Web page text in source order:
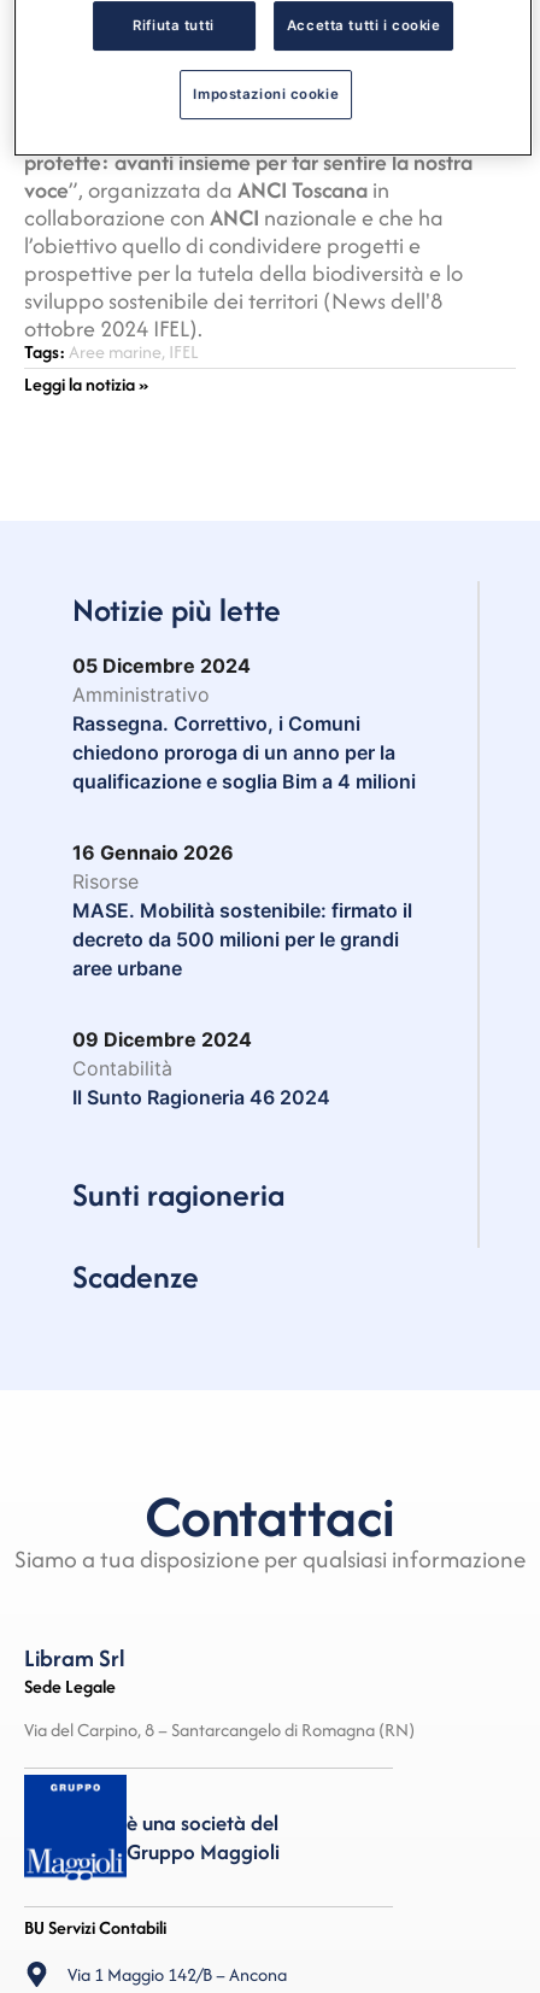
IFEL. Aree marine protette, ruolo e
prospettive: il contributo per la tutela e lo
sviluppo sostenibile
Si è svolta sull’Isola di Capria una due giorni di
protette: avanti insieme per far sentire la nostra
voce”, organizzata daANCI Toscanain
collaborazione conANCI nazionale e che ha
l’obiettivo quello di condividere progetti e
prospettive per la tutela della biodiversità e lo
sviluppo sostenibile dei territori (News dell'8
ottobre 2024 IFEL).
Tags:Aree marine, IFEL
Leggi la notizia »
Notizie più lette
05 Dicembre 2024
Amministrativo
Rassegna. Correttivo, i Comuni
chiedono proroga di un anno per la
qualificazione e soglia Bim a 4 milioni
16 Gennaio 2026
Risorse
MASE. Mobilità sostenibile: firmato il
decreto da 500 milioni per le grandi
aree urbane
09 Dicembre 2024
Contabilità
Il Sunto Ragioneria 46 2024
Sunti ragioneria
Scadenze
Contattaci
Siamo a tua disposizione per qualsiasi informazione
Libram Srl
Sede Legale
Via del Carpino, 8 – Santarcangelo di Romagna (RN)
è una società del
Gruppo Maggioli
BU Servizi Contabili
Via 1 Maggio 142/B – Ancona
Rifiuta tutti Accetta tutti i cookie
Impostazioni cookie